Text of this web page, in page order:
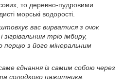
то деревно-пудровими
морські водорості.
вас вирватися з очок
тріо імбиру,
з його мінеральним
єднання із самим собою через
солодкого пажитника.